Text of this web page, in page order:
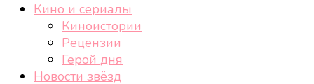
cheek-look.ru
Женский сайт о звездах и кино, а также трендах,
здоровом образе жизни, спорте, стиле, отдыхе и
Кино и сериалы
Киноистории
Рецензии
Герой дня
Новости звёзд